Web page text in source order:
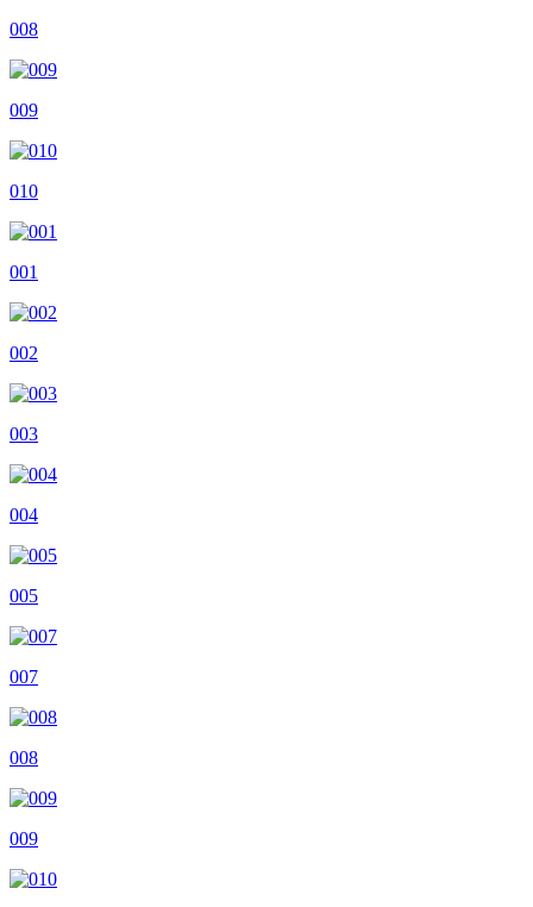
008
009
010
001
002
003
004
005
007
008
009